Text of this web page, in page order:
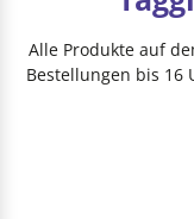
Alle Produkte auf
Bestellungen bis 16